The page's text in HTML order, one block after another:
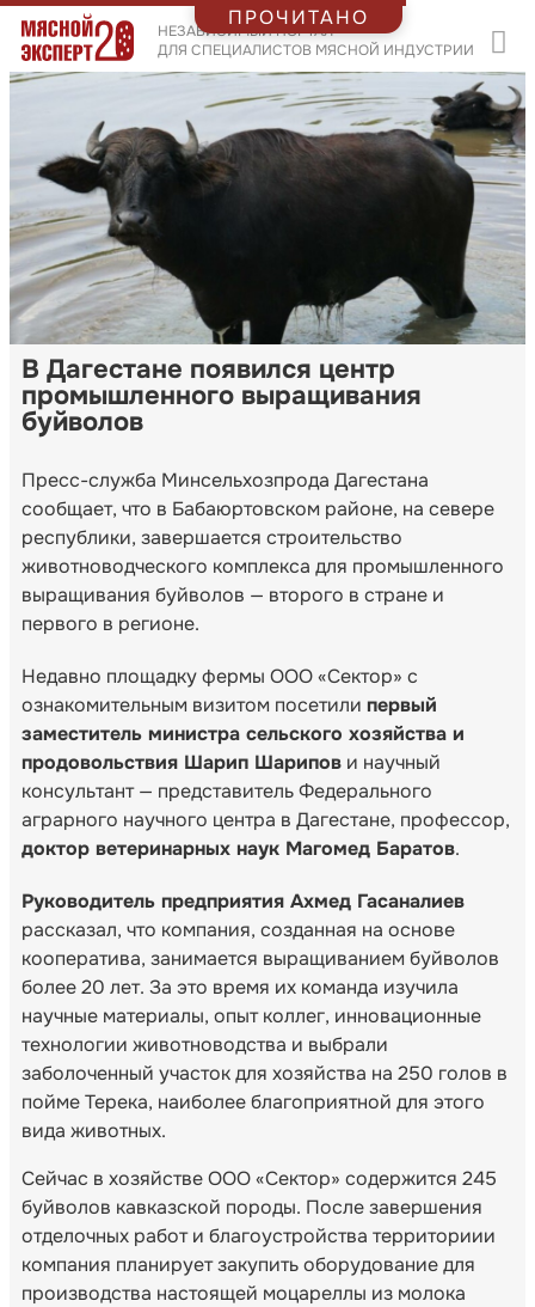
НЕЗАВИСИМЫЙ ПОРТАЛ
ДЛЯ СПЕЦИАЛИСТОВ МЯСНОЙ ИНДУСТРИИ
В Дагестане появился центр
промышленного выращивания
буйволов
Пресс-служба Минсельхозпрода Дагестана
сообщает, что в Бабаюртовском районе, на севере
республики, завершается строительство
животноводческого комплекса для промышленного
выращивания буйволов — второго в стране и
первого в регионе.
Недавно площадку фермы ООО «Сектор» с
ознакомительным визитом посетили первый
заместитель министра сельского хозяйства и
продовольствия Шарип Шарипов и научный
консультант — представитель Федерального
аграрного научного центра в Дагестане, профессор,
доктор ветеринарных наук Магомед Баратов.
Руководитель предприятия Ахмед Гасаналиев
рассказал, что компания, созданная на основе
кооператива, занимается выращиванием буйволов
более 20 лет. За это время их команда изучила
научные материалы, опыт коллег, инновационные
технологии животноводства и выбрали
заболоченный участок для хозяйства на 250 голов в
пойме Терека, наиболее благоприятной для этого
вида животных.
Сейчас в хозяйстве ООО «Сектор» содержится 245
буйволов кавказской породы. После завершения
отделочных работ и благоустройства территориии
компания планирует закупить оборудование для
производства настоящей моцареллы из молока
ПРОЧИТАНО